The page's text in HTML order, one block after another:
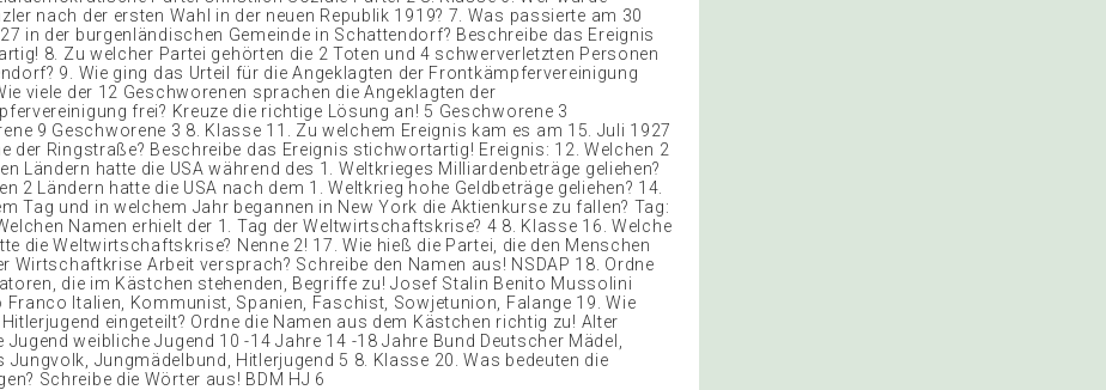
nach der ersten Wahl in der neuen Republik 1919? 7. Was passierte am 30
in der burgenländischen Gemeinde in Schattendorf? Beschreibe das Ereignis
8. Zu welcher Partei gehörten die 2 Toten und 4 schwerverletzten Personen
9. Wie ging das Urteil für die Angeklagten der Frontkämpfervereinigung
viele der 12 Geschworenen sprachen die Angeklagten der
frei? Kreuze die richtige Lösung an! 5 Geschworene 3
9 Geschworene 3 8. Klasse 11. Zu welchem Ereignis kam es am 15. Juli 1927
der Ringstraße? Beschreibe das Ereignis stichwortartig! Ereignis: 12. Welchen 2
Ländern hatte die USA während des 1. Weltkrieges Milliardenbeträge geliehen?
2 Ländern hatte die USA nach dem 1. Weltkrieg hohe Geldbeträge geliehen? 14.
Tag und in welchem Jahr begannen in New York die Aktienkurse zu fallen? Tag:
Namen erhielt der 1. Tag der Weltwirtschaftskrise? 4 8. Klasse 16. Welche
die Weltwirtschaftskrise? Nenne 2! 17. Wie hieß die Partei, die den Menschen
Wirtschaftkrise Arbeit versprach? Schreibe den Namen aus! NSDAP 18. Ordne
die im Kästchen stehenden, Begriffe zu! Josef Stalin Benito Mussolini
Franco Italien, Kommunist, Spanien, Faschist, Sowjetunion, Falange 19. Wie
eingeteilt? Ordne die Namen aus dem Kästchen richtig zu! Alter
Jugend weibliche Jugend 10 -14 Jahre 14 -18 Jahre Bund Deutscher Mädel,
Jungvolk, Jungmädelbund, Hitlerjugend 5 8. Klasse 20. Was bedeuten die
Schreibe die Wörter aus! BDM HJ 6